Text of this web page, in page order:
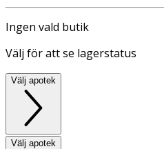
Ingen vald butik
Välj för att se lagerstatus
Välj apotek
Välj apotek